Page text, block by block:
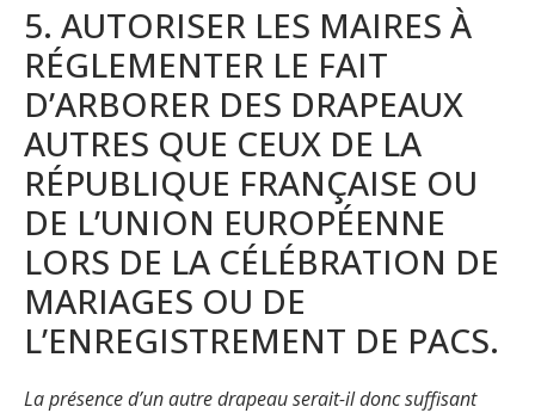
5. AUTORISER LES MAIRES À
RÉGLEMENTER LE FAIT
D’ARBORER DES DRAPEAUX
AUTRES QUE CEUX DE LA
RÉPUBLIQUE FRANÇAISE OU
DE L’UNION EUROPÉENNE
LORS DE LA CÉLÉBRATION DE
MARIAGES OU DE
L’ENREGISTREMENT DE PACS.
La présence d’un autre drapeau serait-il donc suffisant